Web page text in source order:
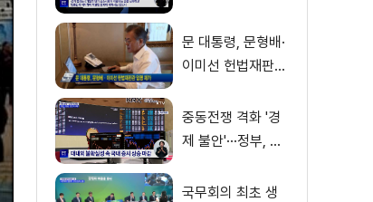
문 대통령, 문형배·
이미선 헌법재판관
중동전쟁 격화 '경
제 불안'···정부, 금
소화
국무회의 최초 생